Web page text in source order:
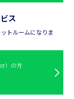
ス
トルームになりま
）の方